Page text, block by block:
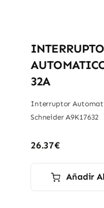
32A
Interruptor
Schneider A9K17632
26.37€
Añadir